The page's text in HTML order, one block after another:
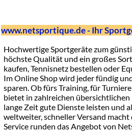
www.netsportique.de - Ihr
Hochwertige Sportgeräte zum
höchste Qualität und ein großes
kaufen, Tennisnetz bestellen oder
Im Online Shop wird jeder fündig
sparen. Ob fürs Training, für
bietet in zahlreichen
lange Zeit gute Dienste leisten und
weltweiter, schneller Versand
Service runden das Angebot von